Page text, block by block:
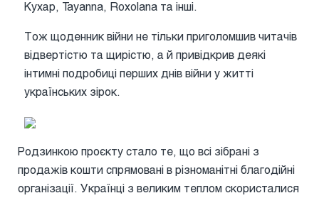
Кухар, Tayanna, Roxolana та інші.
Тож щоденник війни не тільки приголомшив читачів
відвертістю та щирістю, а й привідкрив деякі
інтимні подробиці перших днів війни у житті
українських зірок.
Родзинкою проєкту стало те, що всі зібрані з
продажів кошти спрямовані в різноманітні благодійні
організації. Українці з великим теплом скористалися